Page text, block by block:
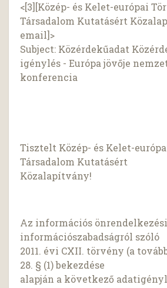
<[3][Közép- és Kelet-európai
Társadalom Kutatásért
email]>
Subject: Közérdekűadat
igénylés - Európa jövője
konferencia
Tisztelt Közép- és Kelet-
Társadalom Kutatásért
Közalapítvány!
Az információs
információszabadságról szóló
2011. évi CXII. törvény (a
28. § (1) bekezdése
alapján a következő